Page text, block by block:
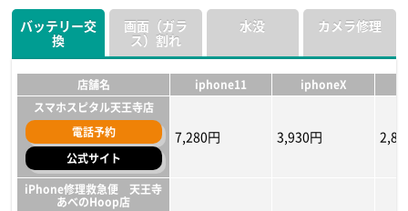
公式サイト
iPhone修理工房 大阪なん
ばウォーク店
電話予約
公式サイト
6,750円 7,280円
スマホスピタル難波店
電話予約
公式サイト
公式サイト
iPhone修理工房 大阪なん
ばウォーク店
電話予約
公式サイト
5,500円 5,500円
スマホスピタル難波店
電話予約
公式サイト
公式サイト
スマホスピタル難波店
電話予約
公式サイト
13,178円 10,648円
iPhone修理救急便 なんば
マルイ店
電話予約
公式サイト
バッテリー交
換
店舗名 iphone11 iphoneX
スマホスピタル天王寺店
電話予約
公式サイト
7,280円 3,930円
iPhone修理救急便 天王寺
あべのHoop店
画面（ガラ
ス）割れ
水没 カメラ修理